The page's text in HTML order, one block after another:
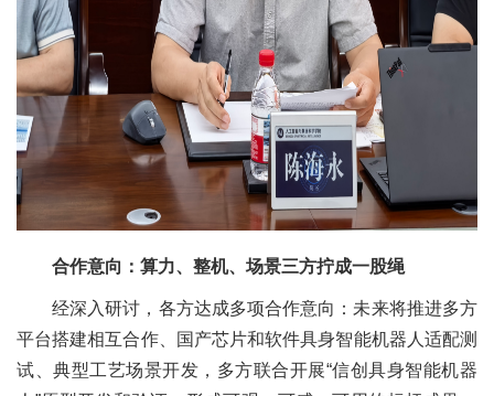
合作意向：算力、整机、场景三方拧成一股绳
经深入研讨，各方达成多项合作意向：未来将推进多方
平台搭建相互合作、国产芯片和软件具身智能机器人适配测
试、典型工艺场景开发，多方联合开展“信创具身智能机器
邮
箱：
AI@hebut.edu.cn